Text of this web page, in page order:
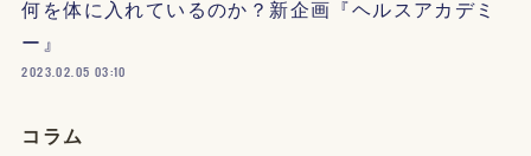
何を体に入れているのか？新企画『ヘルスアカデミ
ー』
2023.02.05 03:10
コラム